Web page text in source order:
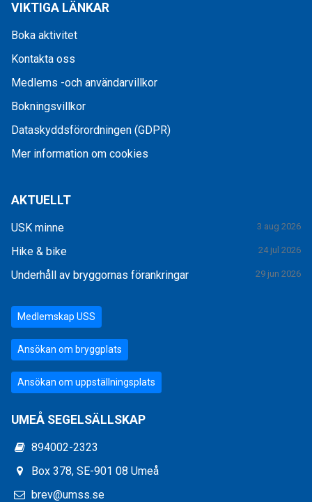
VIKTIGA LÄNKAR
Boka aktivitet
Kontakta oss
Medlems -och användarvillkor
Bokningsvillkor
Dataskyddsförordningen (GDPR)
Mer information om cookies
AKTUELLT
USK minne 3 aug 2026
Hike & bike 24 jul 2026
Underhåll av bryggornas förankringar 29 jun 2026
Medlemskap USS
Ansökan om bryggplats
Ansökan om uppställningsplats
UMEÅ SEGELSÄLLSKAP
894002-2323
Box 378, SE-901 08 Umeå
brev@umss.se